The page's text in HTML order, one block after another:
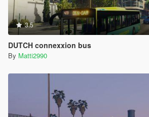
3.5
DUTCH connexxion bus
By Matti2990